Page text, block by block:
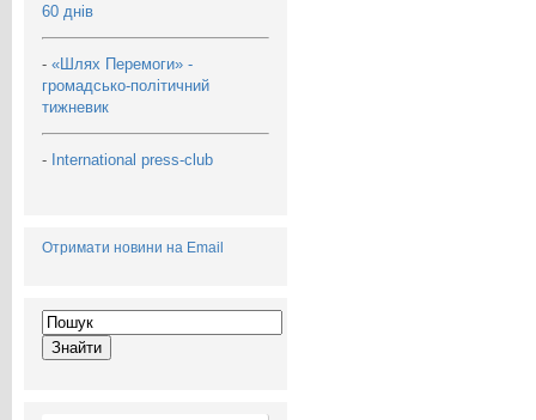
60 днів
- «Шлях Перемоги» -
громадсько-політичний
тижневик
- International press-club
Отримати новини на Email